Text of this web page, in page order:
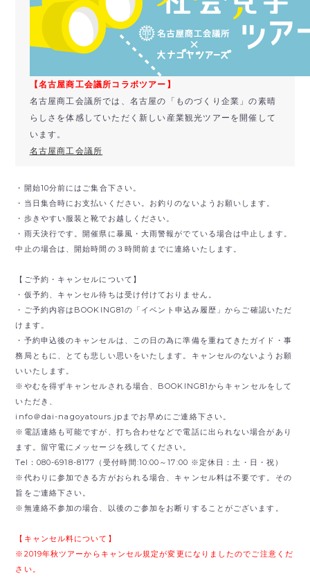
【名古屋商工会議所コラボツアー】
名古屋商工会議所では、名古屋の「ものづくり企業」の素晴
らしさを体感していただく新しい産業観光ツアーを開催して
います。
名古屋商工会議所
・開始10分前にはご集合下さい。
・当日集合時にお支払いください。お釣りのないようお願いします。
・歩きやすい服装と靴でお越しください。
・雨天決行です。開催県に暴風・大雨警報がでている場合は中止します。
中止の場合は、開始時間の３時間前までに連絡いたします。
【ご予約・キャンセルについて】
・仮予約、キャンセル待ちは受け付けておりません。
・ご予約内容はBOOKING81の「イベント申込み履歴」からご確認いただ
けます。
・予約申込後のキャンセルは、この日の為に準備を重ねてきたガイド・事
務局ともに、とても悲しい思いをいたします。キャンセルのないようお願
いいたします。
※やむを得ずキャンセルされる場合、BOOKING81からキャンセルをして
いただき、
info＠dai-nagoyatours.jpまでお早めにご連絡下さい。
※電話連絡も可能ですが、打ち合わせなどで電話に出られない場合があり
ます。留守電にメッセージを残してください。
Tel：080-6918-8177（受付時間:10:00～17:00 ※定休日：土・日・祝）
※代わりに参加できる方がおられる場合、キャンセル料は不要です。その
旨をご連絡下さい。
※無連絡不参加の場合、以後のご参加をお断りすることがございます。
【キャンセル料について】
※2019年秋ツアーからキャンセル規定が変更になりましたのでご注意くだ
さい。